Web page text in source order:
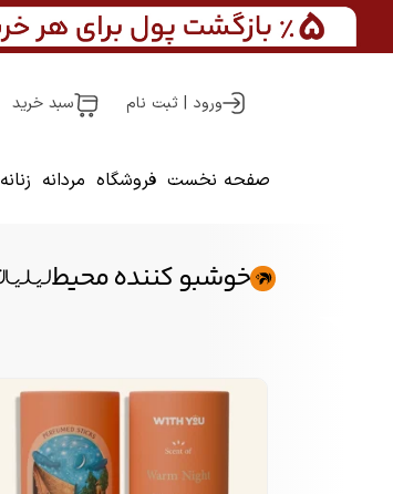
سبد خرید ورود | ثبت نام
صفحه نخست فروشگاه مردانه زنانه
خوشبو کننده محیط